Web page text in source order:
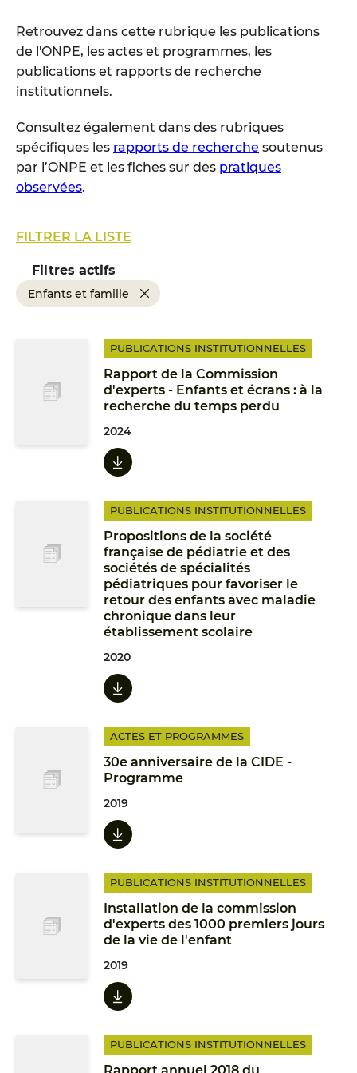
Retrouvez dans cette rubrique les publications
de l'ONPE, les actes et programmes, les
publications et rapports de recherche
institutionnels.
Consultez également dans des rubriques
spécifiques les rapports de recherche soutenus
par l’ONPE et les fiches sur des pratiques
observées.
FILTRER LA LISTE
Filtres actifs
Enfants et famille
PUBLICATIONS INSTITUTIONNELLES
Rapport de la Commission
d'experts - Enfants et écrans : à la
recherche du temps perdu
2024
PUBLICATIONS INSTITUTIONNELLES
Propositions de la société
française de pédiatrie et des
sociétés de spécialités
pédiatriques pour favoriser le
retour des enfants avec maladie
chronique dans leur
établissement scolaire
2020
ACTES ET PROGRAMMES
30e anniversaire de la CIDE -
Programme
2019
PUBLICATIONS INSTITUTIONNELLES
Installation de la commission
d'experts des 1000 premiers jours
de la vie de l'enfant
2019
PUBLICATIONS INSTITUTIONNELLES